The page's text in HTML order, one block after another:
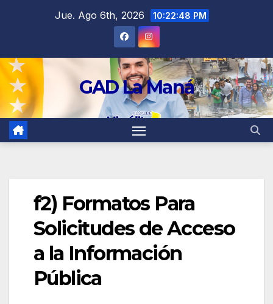
Jue. Ago 6th, 2026 10:22:49 PM
GAD La Maná
f2) Formatos Para
Solicitudes de Acceso
a la Información
Pública